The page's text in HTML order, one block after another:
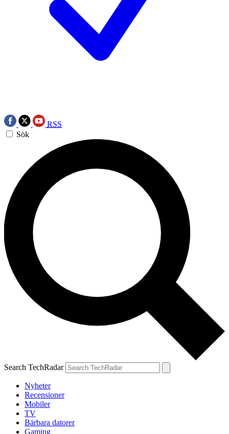
RSS
Sök
Search TechRadar
Nyheter
Recensioner
Mobiler
TV
Bärbara datorer
Gaming